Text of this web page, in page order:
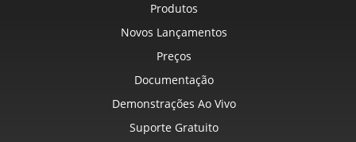
Produtos
Novos Lançamentos
Preços
Documentação
Demonstrações Ao Vivo
Suporte Gratuito